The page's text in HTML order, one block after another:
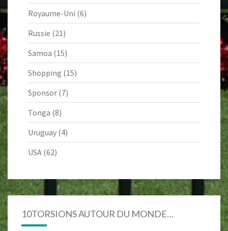
Royaume-Uni (6)
Russie (21)
Samoa (15)
Shopping (15)
Sponsor (7)
Tonga (8)
Uruguay (4)
USA (62)
10TORSIONS AUTOUR DU MONDE…